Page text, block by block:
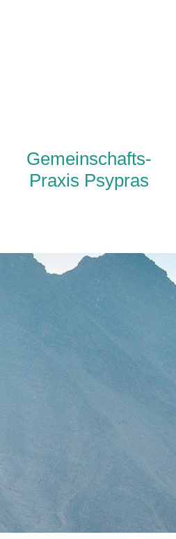
Gemeinschafts-
Praxis Psypras